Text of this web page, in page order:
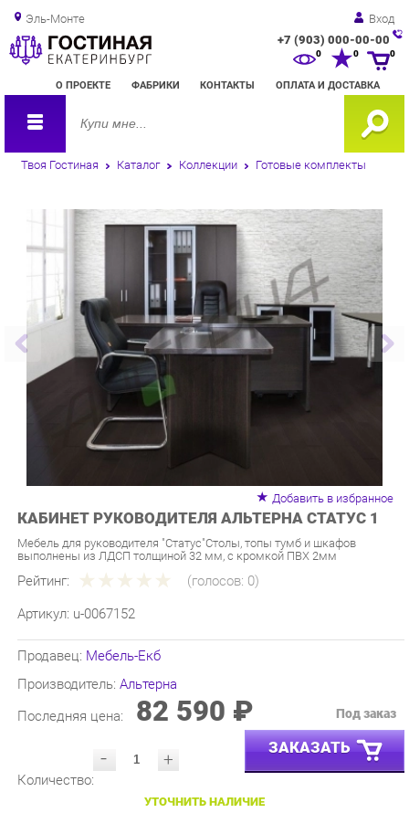
Эль-Монте Вход
+7 (903) 000-00-00
О ПРОЕКТЕ ФАБРИКИ КОНТАКТЫ ОПЛАТА И ДОСТАВКА
0 0
Твоя Гостиная Каталог Коллекции Готовые комплекты
КАБИНЕТ РУКОВОДИТЕЛЯ АЛЬТЕРНА СТАТУС 1
Мебель для руководителя "Статус"Столы, топы тумб и шкафов
Рейтинг: (голосов: 0)
Артикул: u-0067152
Производитель:Альтерна
Последняя цена: 82 590 ₽
- ЗАКАЗАТЬ
УТОЧНИТЬ НАЛИЧИЕ
ПРИГЛАСИТЬ ЗАМЕРЩИКА